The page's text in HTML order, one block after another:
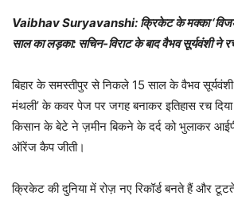
Vaibhav Suryavanshi: क्रिकेट के मक्का
साल का लड़का: सचिन-विराट के बाद वैभव सूर्यवंशी ने
बिहार के समस्तीपुर से निकले 15 साल के वैभव
मंथली’ के कवर पेज पर जगह बनाकर इतिहास रच
किसान के बेटे ने ज़मीन बिकने के दर्द को भुलाकर
ऑरेंज कैप जीती।
क्रिकेट की दुनिया में रोज़ नए रिकॉर्ड बनते हैं और